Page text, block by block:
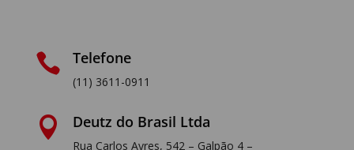
 Telefone
(11) 3611-0911
 Deutz do Brasil Ltda
Rua Carlos Ayres, 542 – Galpão 4 –
observância e respeito.
Termos com atenção, pois
ao aceitá-los você estará